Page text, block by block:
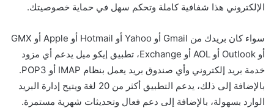
الإلكتروني هذا شفافية كاملة وتحكم سهل في حماية خصوصيتك.
سواء كان بريدك من Gmail أو Yahoo أو Hotmail أو Apple أو GMX
أو Outlook أو AOL أو Exchange، تطبيق إيكو ميل يدعم أي مزود
خدمة بريد إلكتروني وأي صندوق بريد يعمل بنظام IMAP أو POP3.
بالإضافة إلى ذلك، يدعم التطبيق أكثر من 20 لغة ويتيح إدارة البريد
الوارد بسهولة، بالإضافة إلى دعم فعال وتحديثات شهرية مستمرة.